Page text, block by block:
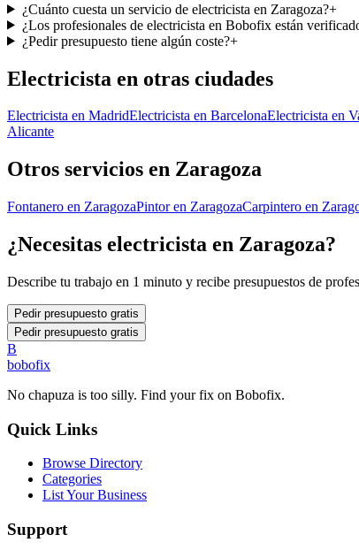
¿Cuánto cuesta un servicio de electricista en Zaragoza?+
¿Los profesionales de electricista en Bobofix están
¿Pedir presupuesto tiene algún coste?+
Electricista en otras ciudades
Electricista en MadridElectricista en BarcelonaElectricista en
Alicante
Otros servicios en Zaragoza
Fontanero en ZaragozaPintoren ZaragozaCarpintero en
¿Necesitas electricista en Zaragoza?
Describe tu trabajo en 1 minuto y recibe presupuestos de
Pedir presupuesto gratis
Pedir presupuesto gratis
B
bobofix
No chapuza is too silly. Find your fix on Bobofix.
Quick Links
Browse Directory
Categories
List Your Business
Support